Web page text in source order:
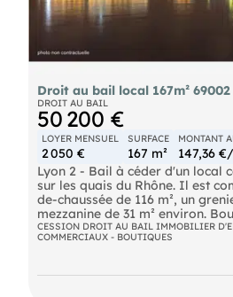
Droit au bail local 167m²
DROIT AU BAIL
50 200 €
LOYER MENSUEL
2 050 €
SURFACE
167 m²
MONTANT
147,36
Lyon 2 - Bail à céder d'un local
sur les quais du Rhône. Il est
de-chaussée de 116 m², un
mezzanine de 31 m² environ.
et en parfait état. Parking, bus
proximité. Toutes activités
CESSION DROIT AU BAIL IMMOBILIER
COMMERCIAUX - BOUTIQUES